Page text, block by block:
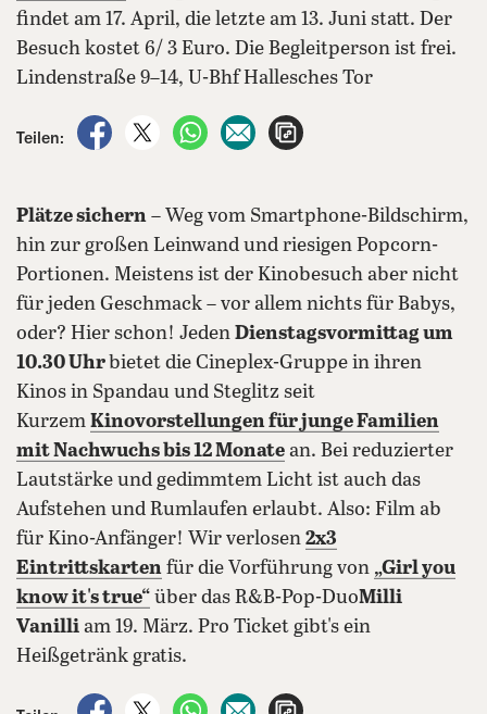
findet am 17. April, die letzte am 13. Juni statt. Der
Besuch kostet 6/ 3 Euro. Die Begleitperson ist frei.
Lindenstraße 9–14, U-Bhf Hallesches Tor
Teilen:
auf Facebook teilen
auf X teilenper WhatsApp teilen
per E-Mail teilen
Plätze sichern – Weg vom Smartphone-Bildschirm,
hin zur großen Leinwand und riesigen Popcorn-
Portionen. Meistens ist der Kinobesuch aber nicht
für jeden Geschmack – vor allem nichts für Babys,
oder? Hier schon! Jeden Dienstagsvormittag um
10.30 Uhr bietet die Cineplex-Gruppe in ihren
Kinos in Spandau und Steglitz seit
Kurzem Kinovorstellungen für junge Familien
mit Nachwuchs bis 12 Monate an. Bei reduzierter
Lautstärke und gedimmtem Licht ist auch das
Aufstehen und Rumlaufen erlaubt. Also: Film ab
für Kino-Anfänger! Wir verlosen 2x3
Eintrittskarten für die Vorführung von „Girl you
know it's true“ über das R&B-Pop-DuoMilli
Vanilli am 19. März. Pro Ticket gibt's ein
Heißgetränk gratis.
auf Facebook teilen
auf X teilenper WhatsApp teilen
per E-Mail teilen